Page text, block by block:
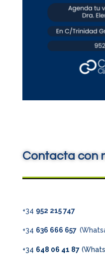
Contacta con
+34 952 215 747
+34 636 666 657
+34 648 06 41 87